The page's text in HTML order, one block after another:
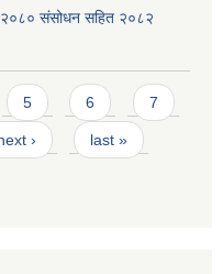
२०८० संसोधन सहित २०८२
5 6 7
› last »